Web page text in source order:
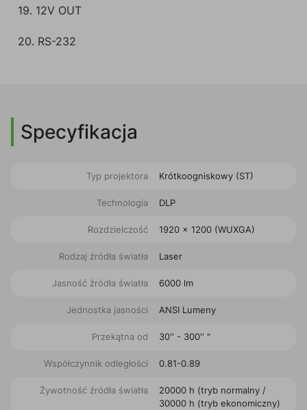
19. 12V OUT
20. RS-232
Specyfikacja
Typ projektora Krótkoogniskowy (ST)
Technologia DLP
Rozdzielczość 1920 x 1200 (WUXGA)
Rodzaj źródła światła Laser
Jasność źródła światła 6000 lm
Jednostka jasności ANSI Lumeny
Przekątna od 30'' - 300'' "
Współczynnik odległości 0.81-0.89
Żywotność źródła światła
20000 h (tryb normalny /
30000 h (tryb ekonomiczny)